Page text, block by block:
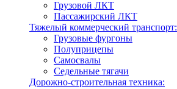
Грузовой ЛКТ
Пассажирский ЛКТ
Тяжелый коммерческий транспорт:
Грузовые фургоны
Полуприцепы
Самосвалы
Седельные тягачи
Дорожно-строительная техника: